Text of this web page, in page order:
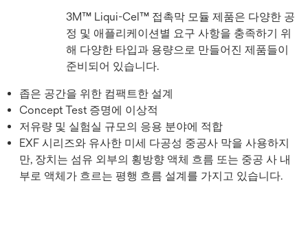
3M™ Liqui-Cel™ 접촉막 모듈 제품은 다양한 공
정 및 애플리케이션별 요구 사항을 충족하기 위
해 다양한 타입과 용량으로 만들어진 제품들이
준비되어 있습니다.
좁은 공간을 위한 컴팩트한 설계
Concept Test 증명에 이상적
저유량 및 실험실 규모의 응용 분야에 적합
EXF 시리즈와 유사한 미세 다공성 중공사 막을 사용하지
만, 장치는 섬유 외부의 횡방향 액체 흐름 또는 중공 사 내
부로 액체가 흐르는 평행 흐름 설계를 가지고 있습니다.